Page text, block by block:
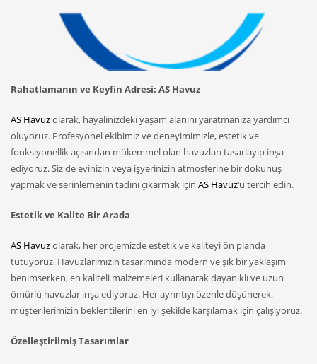
Rahatlamanın ve Keyfin Adresi: AS Havuz
AS Havuzolarak, hayalinizdeki yaşam alanını yaratmanıza yardımcı
oluyoruz. Profesyonel ekibimiz ve deneyimimizle, estetik ve
fonksiyonellik açısından mükemmel olan havuzları tasarlayıp inşa
ediyoruz. Siz de evinizin veya işyerinizin atmosferine bir dokunuş
yapmak ve serinlemenin tadını çıkarmak için AS Havuz‘u tercih edin.
Estetik ve Kalite Bir Arada
AS Havuzolarak, her projemizde estetik ve kaliteyi ön planda
tutuyoruz. Havuzlarımızın tasarımında modern ve şık bir yaklaşım
benimserken, en kaliteli malzemeleri kullanarak dayanıklı ve uzun
ömürlü havuzlar inşa ediyoruz. Her ayrıntıyı özenle düşünerek,
müşterilerimizin beklentilerini en iyi şekilde karşılamak için çalışıyoruz.
Özelleştirilmiş Tasarımlar